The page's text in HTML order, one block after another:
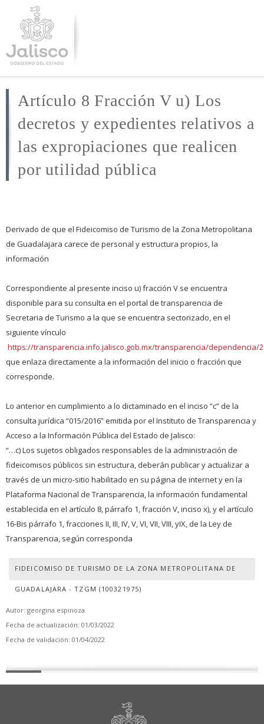
Artículo 8 Fracción V u) Los
decretos y expedientes relativos a
las expropiaciones que realicen
por utilidad pública
Derivado de que el Fideicomiso de Turismo de la Zona Metropolitana
de Guadalajara carece de personal y estructura propios, la
información
Correspondiente al presente inciso u) fracción V se encuentra
disponible para su consulta en el portal de transparencia de
Secretaria de Turismo a la que se encuentra sectorizado, en el
siguiente vínculo
https://transparencia.info.jalisco.gob.mx/transparencia/dependencia/
que enlaza directamente a la información del inicio o fracción que
corresponde.
Lo anterior en cumplimiento a lo dictaminado en el inciso “c” de la
consulta jurídica “015/2016” emitida por el Instituto de Transparencia y
Acceso a la Información Pública del Estado de Jalisco:
“…c) Los sujetos obligados responsables de la administración de
fideicomisos públicos sin estructura, deberán publicar y actualizar a
través de un micro-sitio habilitado en su página de internet y en la
Plataforma Nacional de Transparencia, la información fundamental
establecida en el artículo 8, párrafo 1, fracción V, inciso x), y el artículo
16-Bis párrafo 1, fracciones II, III, IV, V, VI, VII, VIII, yIX, de la Ley de
Transparencia, según corresponda
FIDEICOMISO DE TURISMO DE LA ZONA METROPOLITANA DE
GUADALAJARA - TZGM (100321975)
Autor: georgina.espinoza
Fecha de actualización: 01/03/2022
Fecha de validación: 01/04/2022